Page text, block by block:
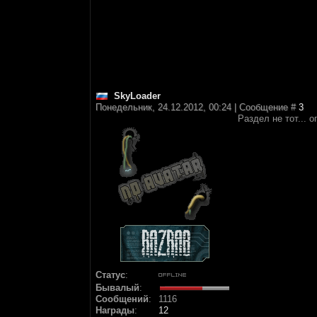
SkyLoader
Понедельник, 24.12.2012, 00:24 | Сообщение # 3
Статус:
Бывалый:
Сообщений:
1116
Награды:
12
Раздел не тот...